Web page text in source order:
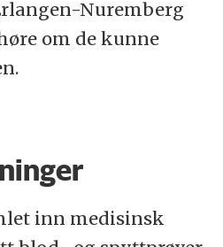
Nuremberg
om de kunne
inn medisinsk